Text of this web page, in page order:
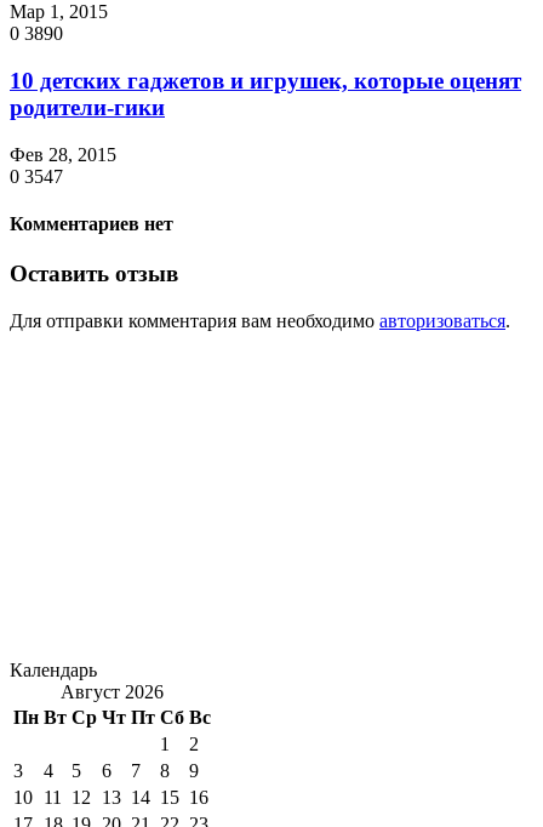
Мар 1, 2015
0 3890
10 детских гаджетов и игрушек, которые оценят
родители-гики
Фев 28, 2015
0 3547
Комментариев нет
Оставить отзыв
Для отправки комментария вам необходимо авторизоваться.
Календарь
Август 2026
Пн Вт Ср Чт Пт Сб Вс
1
2
3
4 5 6 7 8
9
10 11 12 13 14 15 16